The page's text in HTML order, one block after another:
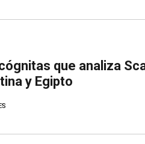
que analiza
y Egipto